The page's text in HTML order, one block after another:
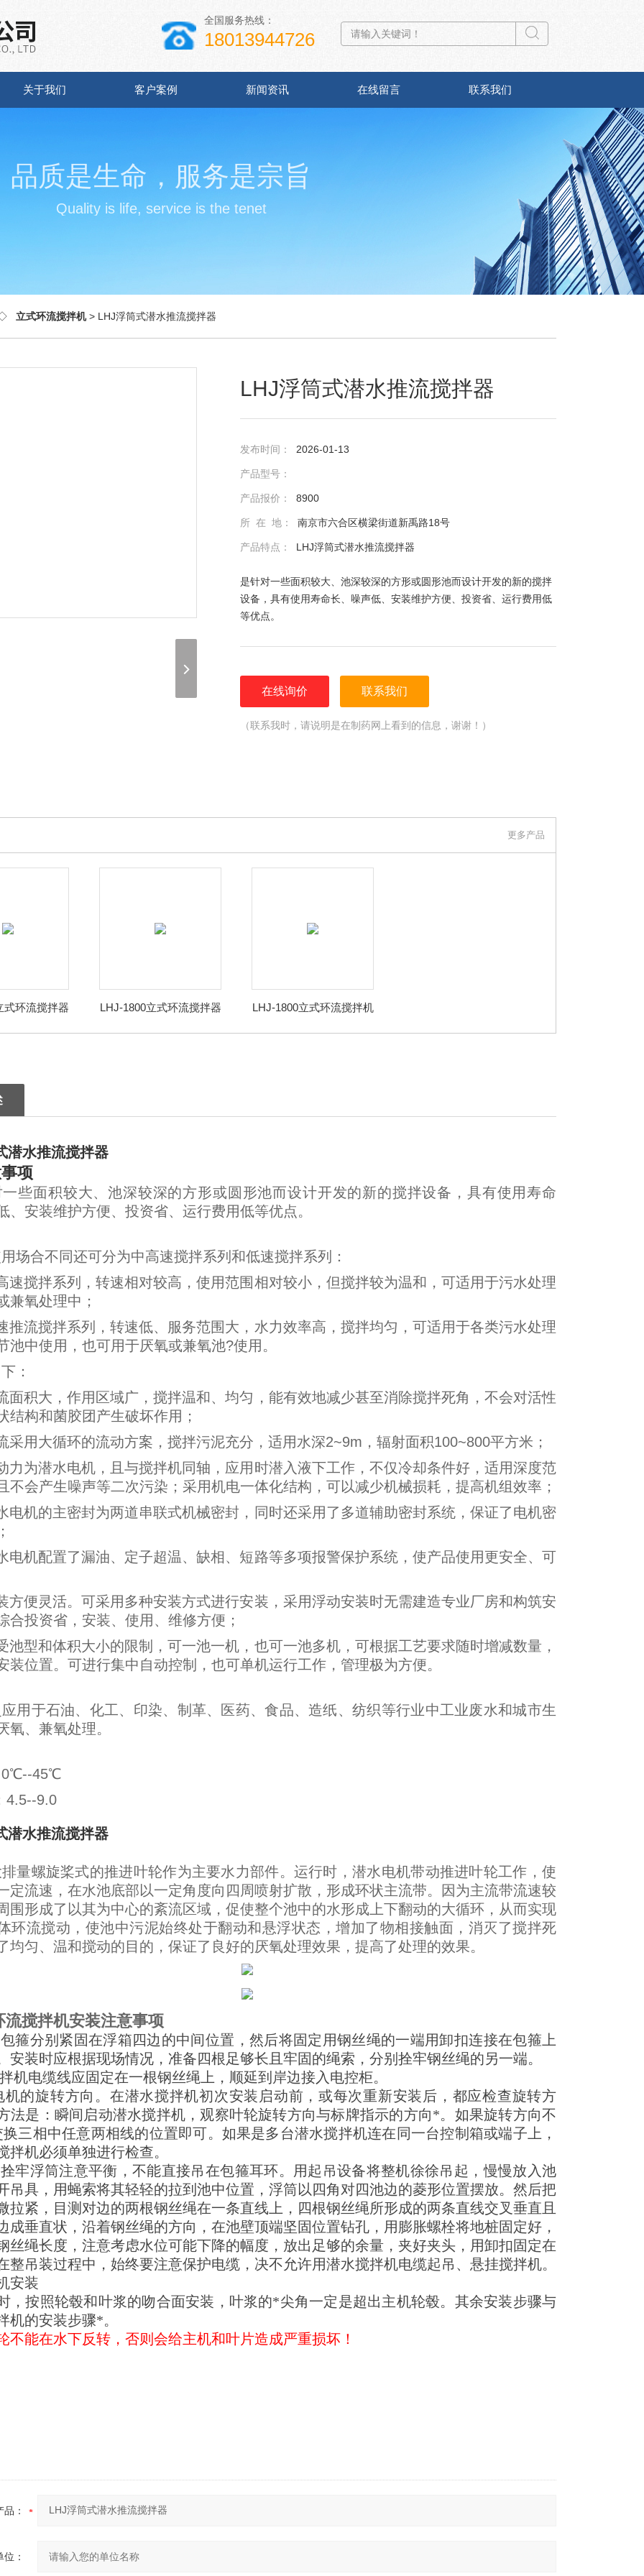
全国服务热线：
18013944726
关于我们 客户案例 新闻资讯 在线留言 联系我们
品质是生命，服务是宗旨
Quality is life, service is the tenet
立式环流搅拌机> LHJ浮筒式潜水推流搅拌器
LHJ浮筒式潜水推流搅拌器
发布时间： 2026-01-13
产品型号：
产品报价： 8900
所 在 地： 南京市六合区横梁街道新禹路18号
产品特点： LHJ浮筒式潜水推流搅拌器
是针对一些面积较大、池深较深的方形或圆形池而设计开发的新的搅拌
设备，具有使用寿命长、噪声低、安装维护方便、投资省、运行费用低
等优点。
在线询价 联系我们
（联系我时，请说明是在制药网上看到的信息，谢谢！）
更多产品
式环流搅拌器 LHJ-1800立式环流搅拌器 LHJ-1800立式环流搅拌机
潜水推流搅拌器
项
些面积较大、池深较深的方形或圆形池而设计开发的新的搅拌设备，具有使用寿命
、安装维护方便、投资省、运行费用低等优点。
场合不同还可分为中高速搅拌系列和低速搅拌系列：
速搅拌系列，转速相对较高，使用范围相对较小，但搅拌较为温和，可适用于污水处理
兼氧处理中；
推流搅拌系列，转速低、服务范围大，水力效率高，搅拌均匀，可适用于各类污水处理
池中使用，也可用于厌氧或兼氧池?使用。
：
面积大，作用区域广，搅拌温和、均匀，能有效地减少甚至消除搅拌死角，不会对活性
结构和菌胶团产生破坏作用；
采用大循环的流动方案，搅拌污泥充分，适用水深2~9m，辐射面积100~800平方米；
力为潜水电机，且与搅拌机同轴，应用时潜入液下工作，不仅冷却条件好，适用深度范
不会产生噪声等二次污染；采用机电一体化结构，可以减少机械损耗，提高机组效率；
电机的主密封为两道串联式机械密封，同时还采用了多道辅助密封系统，保证了电机密
电机配置了漏油、定子超温、缺相、短路等多项报警保护系统，使产品使用更安全、可
方便灵活。可采用多种安装方式进行安装，采用浮动安装时无需建造专业厂房和构筑安
合投资省，安装、使用、维修方便；
池型和体积大小的限制，可一池一机，也可一池多机，可根据工艺要求随时增减数量，
装位置。可进行集中自动控制，也可单机运行工作，管理极为方便。
用于石油、化工、印染、制革、医药、食品、造纸、纺织等行业中工业废水和城市生
氧、兼氧处理。
0℃--45℃
4.5--9.0
潜水推流搅拌器
量螺旋桨式的推进叶轮作为主要水力部件。运行时，潜水电机带动推进叶轮工作，使
定流速，在水池底部以一定角度向四周喷射扩散，形成环状主流带。因为主流带流速较
围形成了以其为中心的紊流区域，促使整个池中的水形成上下翻动的大循环，从而实现
环流搅动，使池中污泥始终处于翻动和悬浮状态，增加了物相接触面，消灭了搅拌死
均匀、温和搅动的目的，保证了良好的厌氧处理效果，提高了处理的效果。
流搅拌机安装注意事项
箍分别紧固在浮箱四边的中间位置，然后将固定用钢丝绳的一端用卸扣连接在包箍上
安装时应根据现场情况，准备四根足够长且牢固的绳索，分别拴牢钢丝绳的另一端。
机电缆线应固定在一根钢丝绳上，顺延到岸边接入电控柜。
的旋转方向。在潜水搅拌机初次安装启动前，或每次重新安装后，都应检查旋转方
法是：瞬间启动潜水搅拌机，观察叶轮旋转方向与标牌指示的方向*。如果旋转方向不
三相中任意两相线的位置即可。如果是多台潜水搅拌机连在同一台控制箱或端子上，
拌机必须单独进行检查。
牢浮筒注意平衡，不能直接吊在包箍耳环。用起吊设备将整机徐徐吊起，慢慢放入池
吊具，用蝇索将其轻轻的拉到池中位置，浮筒以四角对四池边的菱形位置摆放。然后把
拉紧，目测对边的两根钢丝绳在一条直线上，四根钢丝绳所形成的两条直线交叉垂直且
成垂直状，沿着钢丝绳的方向，在池壁顶端坚固位置钻孔，用膨胀螺栓将地桩固定好，
丝绳长度，注意考虑水位可能下降的幅度，放出足够的余量，夹好夹头，用卸扣固定在
整吊装过程中，始终要注意保护电缆，决不允许用潜水搅拌机电缆起吊、悬挂搅拌机。
安装
，按照轮毂和叶浆的吻合面安装，叶浆的*尖角一定是超出主机轮毂。其余安装步骤与
机的安装步骤*。
不能在水下反转，否则会给主机和叶片造成严重损坏！
品：
：